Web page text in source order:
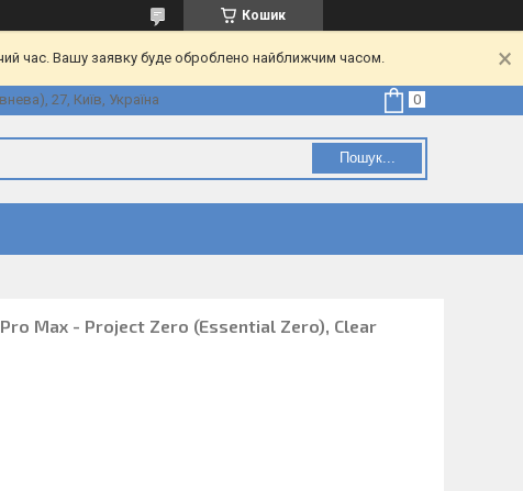
Кошик
час. Вашу заявку буде оброблено найближчим часом.
27, Київ, Україна
Пошук...
Pro Max - Project Zero (Essential Zero), Clear